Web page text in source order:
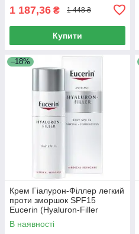
1 187,36 ₴ 1 448 ₴
Купити
–18%
Крем Гіалурон-Філлер легкий
проти зморшок SPF15
Eucerin (Hyaluron-Filler
Сream Light Anti-Wrinkle) 50
мл
В наявності